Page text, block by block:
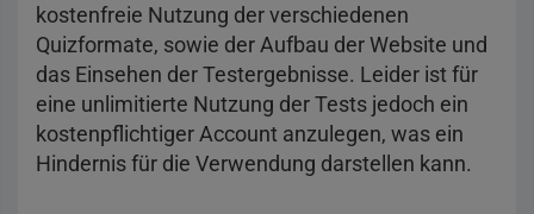
kostenfreie Nutzung der verschiedenen
Quizformate, sowie der Aufbau der Website und
das Einsehen der Testergebnisse. Leider ist für
eine unlimitierte Nutzung der Tests jedoch ein
kostenpflichtiger Account anzulegen, was ein
Hindernis für die Verwendung darstellen kann.